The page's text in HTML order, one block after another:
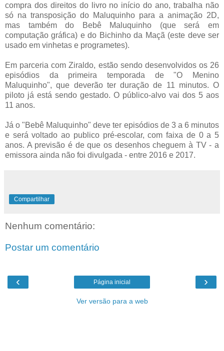
compra dos direitos do livro no início do ano, trabalha não
só na transposição do Maluquinho para a animação 2D,
mas também do Bebê Maluquinho (que será em
computação gráfica) e do Bichinho da Maçã (este deve ser
usado em vinhetas e programetes).
Em parceria com Ziraldo, estão sendo desenvolvidos os 26
episódios da primeira temporada de "O Menino
Maluquinho", que deverão ter duração de 11 minutos. O
piloto já está sendo gestado. O público-alvo vai dos 5 aos
11 anos.
Já o "Bebê Maluquinho" deve ter episódios de 3 a 6 minutos
e será voltado ao publico pré-escolar, com faixa de 0 a 5
anos. A previsão é de que os desenhos cheguem à TV - a
emissora ainda não foi divulgada - entre 2016 e 2017.
Compartilhar
Nenhum comentário:
Postar um comentário
‹ ›
Página inicial
Ver versão para a web